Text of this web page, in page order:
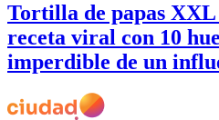
Tortilla de papas
receta viral con 10
imperdible de un